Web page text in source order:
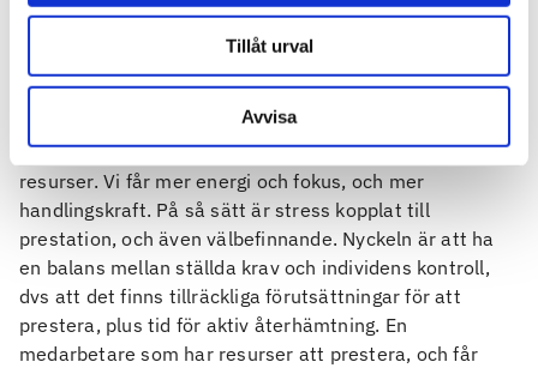
Tillåt urval
Avvisa
Håll nära professionella relationer med
Tidigare har vi oftast pratat om stress i negativ
bemärkelse, men idag pratar man även om begreppet
positiv stress. Med stresspåslaget frigör kroppen
resurser. Vi får mer energi och fokus, och mer
handlingskraft. På så sätt är stress kopplat till
prestation, och även välbefinnande. Nyckeln är att ha
en balans mellan ställda krav och individens kontroll,
dvs att det finns tillräckliga förutsättningar för att
prestera, plus tid för aktiv återhämtning. En
medarbetare som har resurser att prestera, och får